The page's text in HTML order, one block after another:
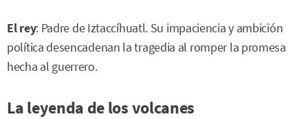
El rey: Padre de Iztaccíhuatl. Su impaciencia y ambición
política desencadenan la tragedia al romper la promesa
hecha al guerrero.
La leyenda de los volcanes